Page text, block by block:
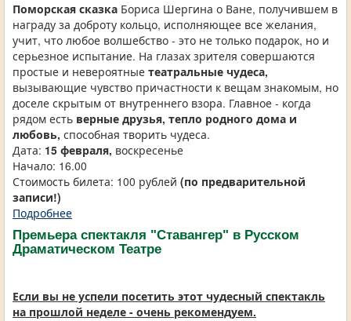
Поморская сказка Бориса Шергина о Ване, получившем в
награду за доброту кольцо, исполняющее все желания,
учит, что любое волшебство - это не только подарок, но и
серьезное испытание. На глазах зрителя совершаются
простые и невероятные театральные чудеса,
вызывающие чувство причастности к вещам знакомым, но
доселе скрытым от внутреннего взора. Главное - когда
рядом есть верные друзья, тепло родного дома и
любовь, способная творить чудеса.
Дата: 15 февраля, воскресенье
Начало: 16.00
Стоимость билета: 100 рублей (по предварительной
записи!)
Подробнее
Премьера спектакля "Ставангер" в Русском
Драматическом Театре
Если вы не успели посетить этот чудесный спектакль
на прошлой неделе - очень рекомендуем.